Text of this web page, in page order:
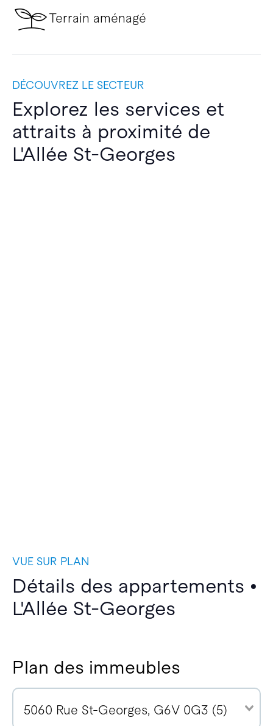
Terrain aménagé
DÉCOUVREZ LE SECTEUR
Explorez les services et
attraits à proximité de
L'Allée St-Georges
VUE SUR PLAN
Détails des appartements •
L'Allée St-Georges
Plan des immeubles
5060 Rue St-Georges, G6V 0G3 (5)